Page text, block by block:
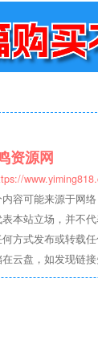
资源网
容可能来源于网
本站立场，并不
方式发布或转载
云盘，如发现链